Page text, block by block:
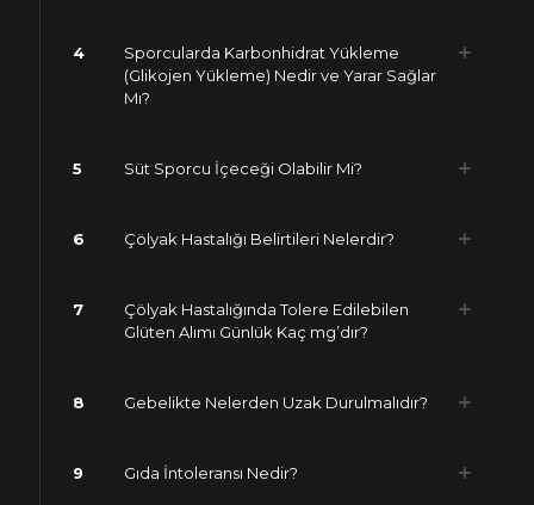
4
Sporcularda Karbonhidrat Yükleme
(Glikojen Yükleme) Nedir ve Yarar Sağlar
Mı?
5 Süt Sporcu İçeceği Olabilir Mi?
6 Çölyak Hastalığı Belirtileri Nelerdir?
7
Çölyak Hastalığında Tolere Edilebilen
Glüten Alımı Günlük Kaç mg’dır?
8 Gebelikte Nelerden Uzak Durulmalıdır?
9 Gıda İntoleransı Nedir?